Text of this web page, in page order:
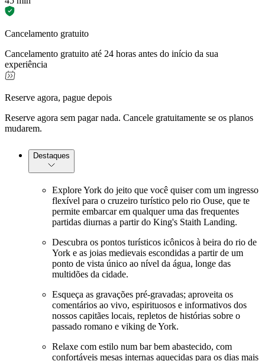
Cancelamento gratuito
Cancelamento gratuito até 24 horas antes do início da sua
experiência
Reserve agora, pague depois
Reserve agora sem pagar nada. Cancele gratuitamente se os planos
mudarem.
Destaques
Explore York do jeito que você quiser com um ingresso
flexível para o cruzeiro turístico pelo rio Ouse, que te
permite embarcar em qualquer uma das frequentes
partidas diurnas a partir do King's Staith Landing.
Descubra os pontos turísticos icônicos à beira do rio de
York e as joias medievais escondidas a partir de um
ponto de vista único ao nível da água, longe das
multidões da cidade.
Esqueça as gravações pré-gravadas; aproveita os
comentários ao vivo, espirituosos e informativos dos
nossos capitães locais, repletos de histórias sobre o
passado romano e viking de York.
Relaxe com estilo num bar bem abastecido, com
confortáveis mesas internas aquecidas para os dias mais